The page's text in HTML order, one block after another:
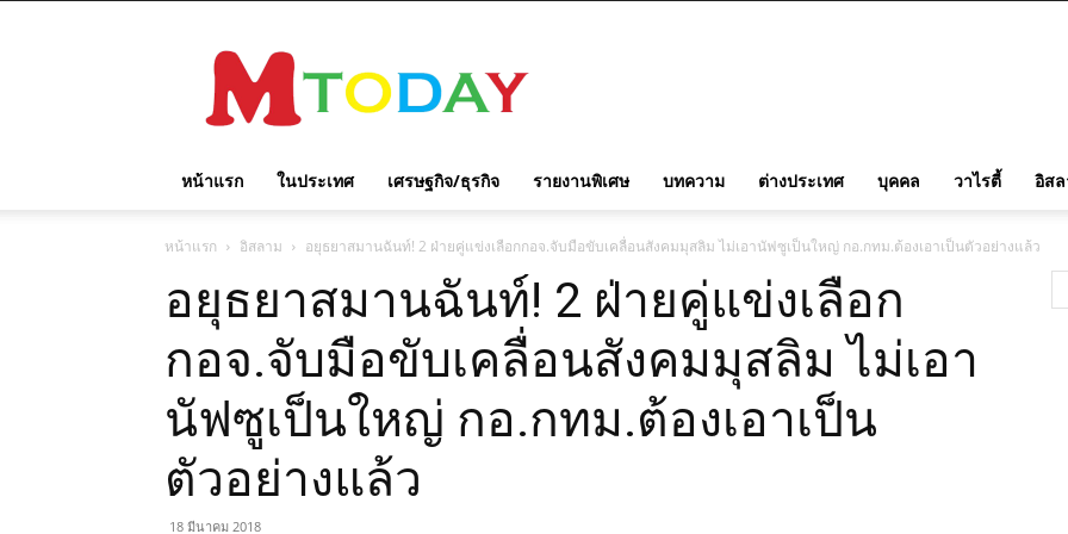
TODAY
หน้าแรก ในประเทศ เศรษฐกิจ/ธุรกิจ รายงานพิเศษ บทความ ต่างประเทศ บุคคล วาไรตี้ อิส
หน้าแรก อิสลาม อยุธยาสมานฉันท์! 2 ฝ่ายคู่แข่งเลือกกอจ.จับมือขับเคลื่อนสังคมมุสลิม ไม่เอานัฟซูเป็นใหญ่ กอ.กทม.ต้องเอาเป็นตัวอย่างแล้ว
อยุธยาสมานฉันท์! 2 ฝ่ายคู่แข่งเลือก
กอจ.จับมือขับเคลื่อนสังคมมุสลิม ไม่เอา
นัฟซูเป็นใหญ่ กอ.กทม.ต้องเอาเป็น
ตัวอย่างแล้ว
18 มีนาคม 2018